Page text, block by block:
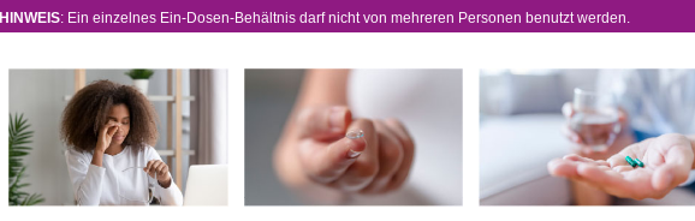
HINWEIS: Ein einzelnes Ein-Dosen-Behältnis darf nicht von mehreren Personen benutzt werden.